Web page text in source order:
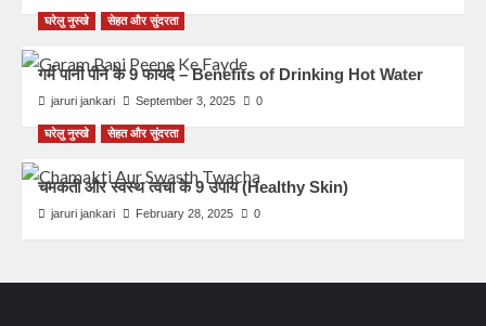
घरेलु नुस्खे सेहत और सुंदरता
गर्म पानी पीने के 9 फायदे – Benefits of Drinking Hot Water
jaruri jankari September 3, 2025 0
घरेलु नुस्खे सेहत और सुंदरता
चमकती और स्वस्थ त्वचा के 9 उपाय (Healthy Skin)
jaruri jankari February 28, 2025 0